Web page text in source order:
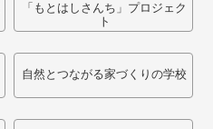
「もとはしさんち」プロジェク
ト
自然とつながる家づくりの学校